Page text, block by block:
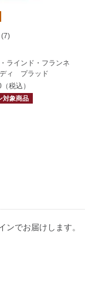
(7)
ラインド・フランネ
ィ プラッド
（税込）
対象商品
でお届けします。